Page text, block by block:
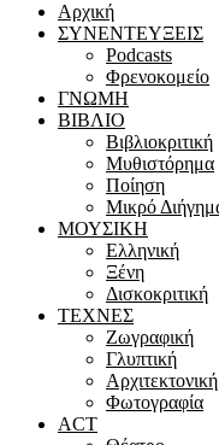
Αρχική
ΣΥΝΕΝΤΕΥΞΕΙΣ
Podcasts
Φρενοκομείο
ΓΝΩΜΗ
ΒΙΒΛΙΟ
Βιβλιοκριτική
Μυθιστόρημα
Ποίηση
Μικρό
ΜΟΥΣΙΚΗ
Ελληνική
Ξένη
Δισκοκριτική
ΤΕΧΝΕΣ
Ζωγραφική
Γλυπτική
Φωτογραφία
ACT